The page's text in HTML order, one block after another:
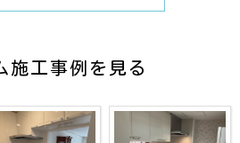
施工事例を見る